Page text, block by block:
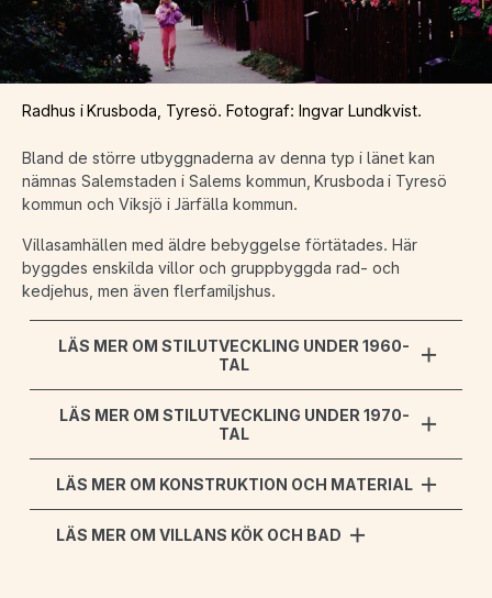
Radhus i Krusboda, Tyresö. Fotograf: Ingvar Lundkvist.
Bland de större utbyggnaderna av denna typ i länet kan
nämnas Salemstaden i Salems kommun, Krusboda i Tyresö
kommun och Viksjö i Järfälla kommun.
Villasamhällen med äldre bebyggelse förtätades. Här
byggdes enskilda villor och gruppbyggda rad- och
kedjehus, men även flerfamiljshus.
LÄS MER OM STILUTVECKLING UNDER 1960-
TAL
LÄS MER OM STILUTVECKLING UNDER 1970-
TAL
LÄS MER OM KONSTRUKTION OCH MATERIAL
LÄS MER OM VILLANS KÖK OCH BAD